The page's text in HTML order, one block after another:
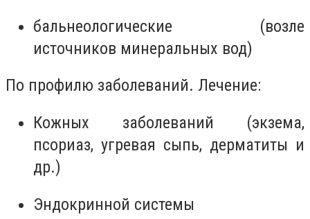
бальнеологические (возле
источников минеральных вод)
По профилю заболеваний. Лечение:
Кожных заболеваний (экзема,
псориаз, угревая сыпь, дерматиты и
др.)
Эндокринной системы